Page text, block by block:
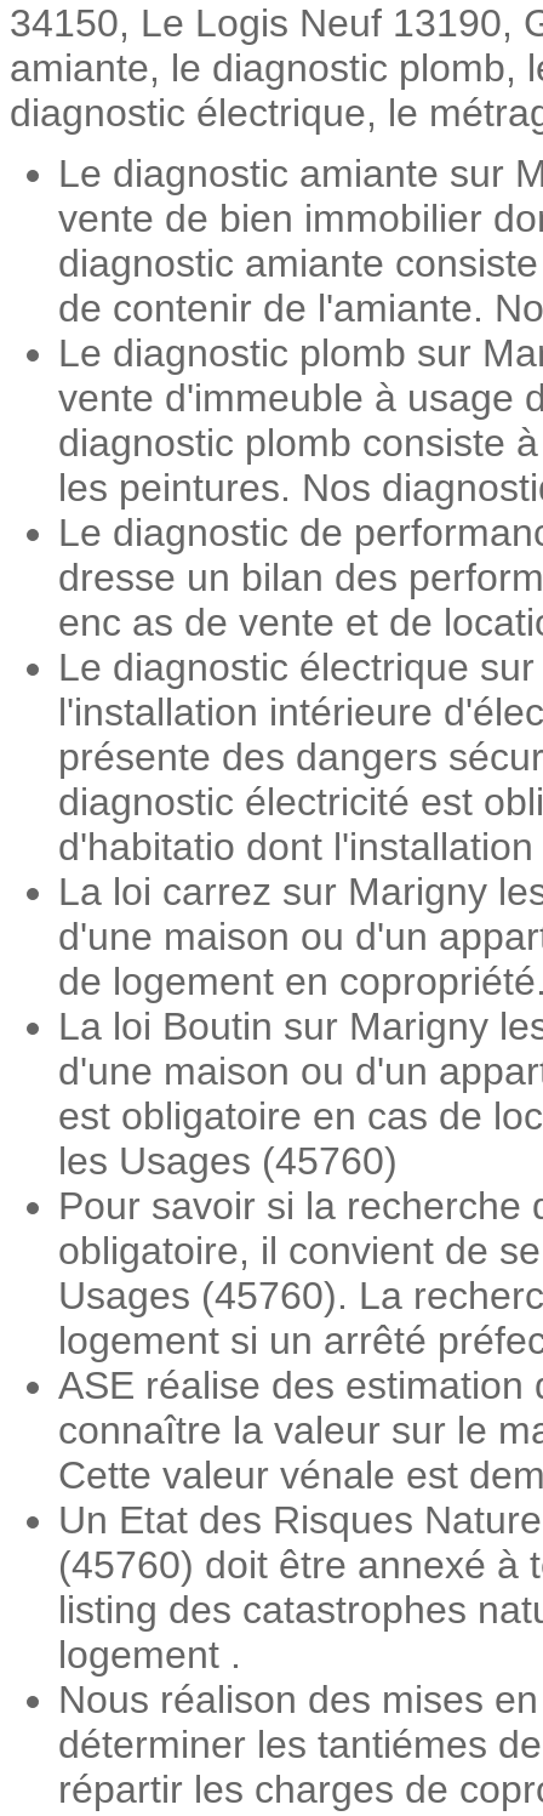
34150, Le Logis Neuf 13190,
amiante, le diagnostic plomb,
diagnostic électrique, le
Le diagnostic amiante sur
vente de bien immobilier
diagnostic amiante
de contenir de l'amiante.
Le diagnostic plomb sur
vente d'immeuble à usage
diagnostic plomb consiste
les peintures. Nos
Le diagnostic de
dresse un bilan des
enc as de vente et de
Le diagnostic électrique
l'installation intérieure
présente des dangers
diagnostic électricité est
d'habitatio dont
La loi carrez sur Marigny
d'une maison ou d'un
de logement en
La loi Boutin sur Marigny
d'une maison ou d'un
est obligatoire en cas de
les Usages (45760)
Pour savoir si la recherche
obligatoire, il convient de
Usages (45760). La
logement si un arrêté
ASE réalise des
connaître la valeur sur le
Cette valeur vénale est
Un Etat des Risques
(45760) doit être annexé à
listing des catastrophes
logement .
Nous réalison des mises
déterminer les tantiémes
répartir les charges de